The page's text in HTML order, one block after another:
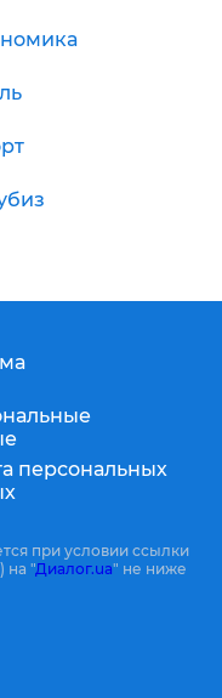
персональных
при условии ссылки
на "Диалог.ua" не ниже